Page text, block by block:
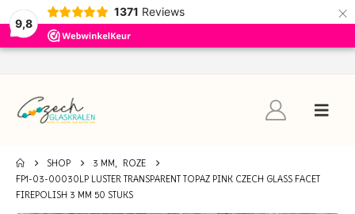
9,8
1371 Reviews ×
SHOP 3 MM, ROZE
FP1-03-00030LP LUSTER TRANSPARENT TOPAZ PINK CZECH GLASS FACET
FIREPOLISH 3 MM 50 STUKS